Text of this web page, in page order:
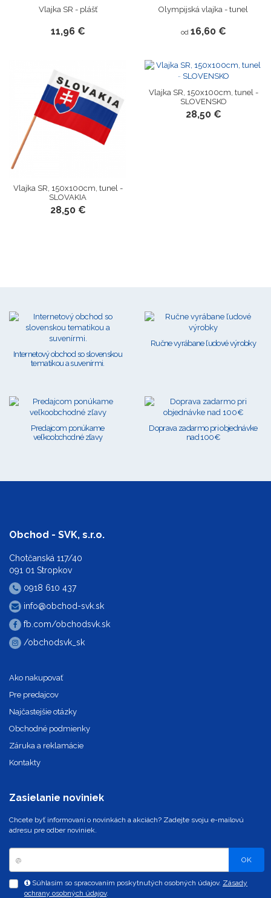
Vlajka SR - plášť
11,96 €
Olympijská vlajka - tunel
od 16,60 €
Vlajka SR, 150x100cm, tunel -
SLOVAKIA
28,50 €
Novinka
Vlajka SR, 150x100cm, tunel -
SLOVENSKO
28,50 €
Internetový obchod so slovenskou
tematikou a suvenírmi.
Ručne vyrábane ľudové výrobky
Predajcom ponúkame
veľkoobchodné zľavy
Doprava zadarmo pri objednávke
nad 100€
Obchod - SVK, s.r.o.
Chotčanská 117/40
091 01 Stropkov
0918 610 437
info@obchod-svk.sk
fb.com/obchodsvk.sk
/obchodsvk_sk
Ako nakupovať
Pre predajcov
Najčastejšie otázky
Obchodné podmienky
Záruka a reklamácie
Kontakty
Zasielanie noviniek
Chcete byť informovaní o novinkách a akciách? Zadejte svoju e-mailovú
adresu pre odber noviniek.
OK
Súhlasím so spracovaním poskytnutých osobných údajov. Zásady
ochrany osobných údajov.